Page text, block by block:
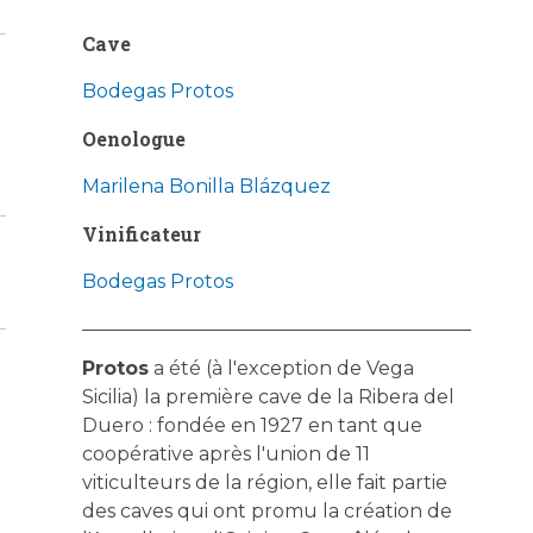
Cave
Bodegas Protos
Oenologue
Marilena Bonilla Blázquez
Vinificateur
Bodegas Protos
Protosa été (à l'exception de Vega
Sicilia) la première cave de la Ribera del
Duero : fondée en 1927 en tant que
coopérative après l'union de 11
viticulteurs de la région, elle fait partie
des caves qui ont promu la création de